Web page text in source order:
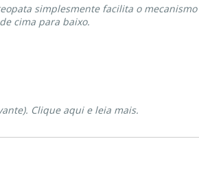
simplesmente facilita o
cima para baixo.
Clique aqui e leia mais.